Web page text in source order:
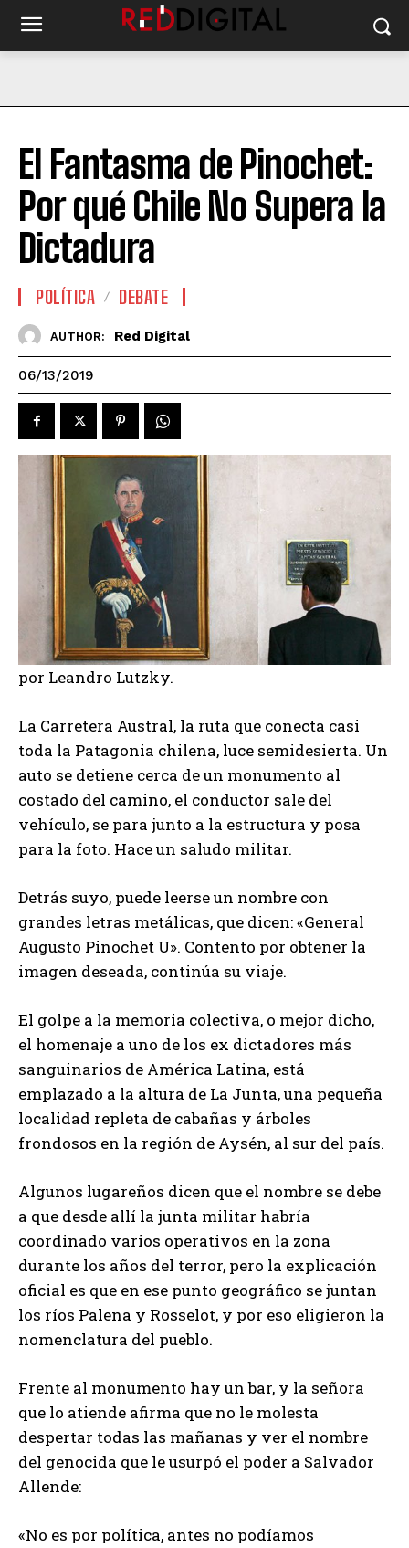
El Fantasma de Pinochet:
Por qué Chile No Supera la
Dictadura
POLÍTICA DEBATE
AUTHOR: Red Digital
06/13/2019
por Leandro Lutzky.
La Carretera Austral, la ruta que conecta casi
toda la Patagonia chilena, luce semidesierta. Un
auto se detiene cerca de un monumento al
costado del camino, el conductor sale del
vehículo, se para junto a la estructura y posa
para la foto. Hace un saludo militar.
Detrás suyo, puede leerse un nombre con
grandes letras metálicas, que dicen: «General
Augusto Pinochet U». Contento por obtener la
imagen deseada, continúa su viaje.
El golpe a la memoria colectiva, o mejor dicho,
el homenaje a uno de los ex dictadores más
sanguinarios de América Latina, está
emplazado a la altura de La Junta, una pequeña
localidad repleta de cabañas y árboles
frondosos en la región de Aysén, al sur del país.
Algunos lugareños dicen que el nombre se debe
a que desde allí la junta militar habría
coordinado varios operativos en la zona
durante los años del terror, pero la explicación
oficial es que en ese punto geográfico se juntan
los ríos Palena y Rosselot, y por eso eligieron la
nomenclatura del pueblo.
Frente al monumento hay un bar, y la señora
que lo atiende afirma que no le molesta
despertar todas las mañanas y ver el nombre
del genocida que le usurpó el poder a Salvador
Allende:
«No es por política, antes no podíamos